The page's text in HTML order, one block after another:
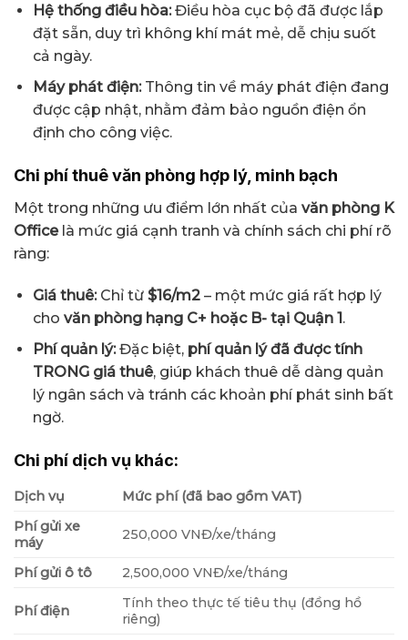
Hệ thống điều hòa:Điều hòa cục bộ đã được lắp
đặt sẵn, duy trì không khí mát mẻ, dễ chịu suốt
cả ngày.
Máy phát điện:Thông tin về máy phát điện đang
được cập nhật, nhằm đảm bảo nguồn điện ổn
định cho công việc.
Chi phí thuê văn phòng hợp lý, minh bạch
Một trong những ưu điểm lớn nhất của văn phòng K
Officelà mức giá cạnh tranh và chính sách chi phí rõ
ràng:
Giá thuê:Chỉ từ $16/m2– một mức giá rất hợp lý
cho văn phòng hạng C+ hoặc B- tại Quận 1.
Phí quản lý:Đặc biệt, phí quản lý đã được tính
TRONG giá thuê, giúp khách thuê dễ dàng quản
lý ngân sách và tránh các khoản phí phát sinh bất
ngờ.
Chi phí dịch vụ khác:
Dịch vụ
Mức phí (đã bao gồm VAT)
Phí gửi xe
máy
250,000 VNĐ/xe/tháng
Phí gửi ô tô 2,500,000 VNĐ/xe/tháng
Phí điện
Tính theo thực tế tiêu thụ (đồng hồ
riêng)